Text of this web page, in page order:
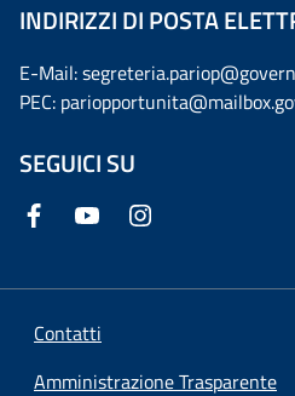
INDIRIZZI DI POSTA
E-Mail:
PEC:
SEGUICI SU
Contatti
Amministrazione Trasparente